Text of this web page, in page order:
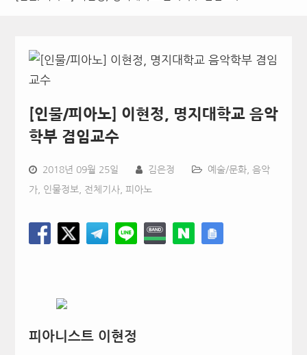
[인물/피아노] 이현정, 명지대학교 음악
학부 겸임교수
2018년 09월 25일 김은정 예술/문화, 음악
가, 인물정보, 전체기사, 피아노
피아니스트 이현정